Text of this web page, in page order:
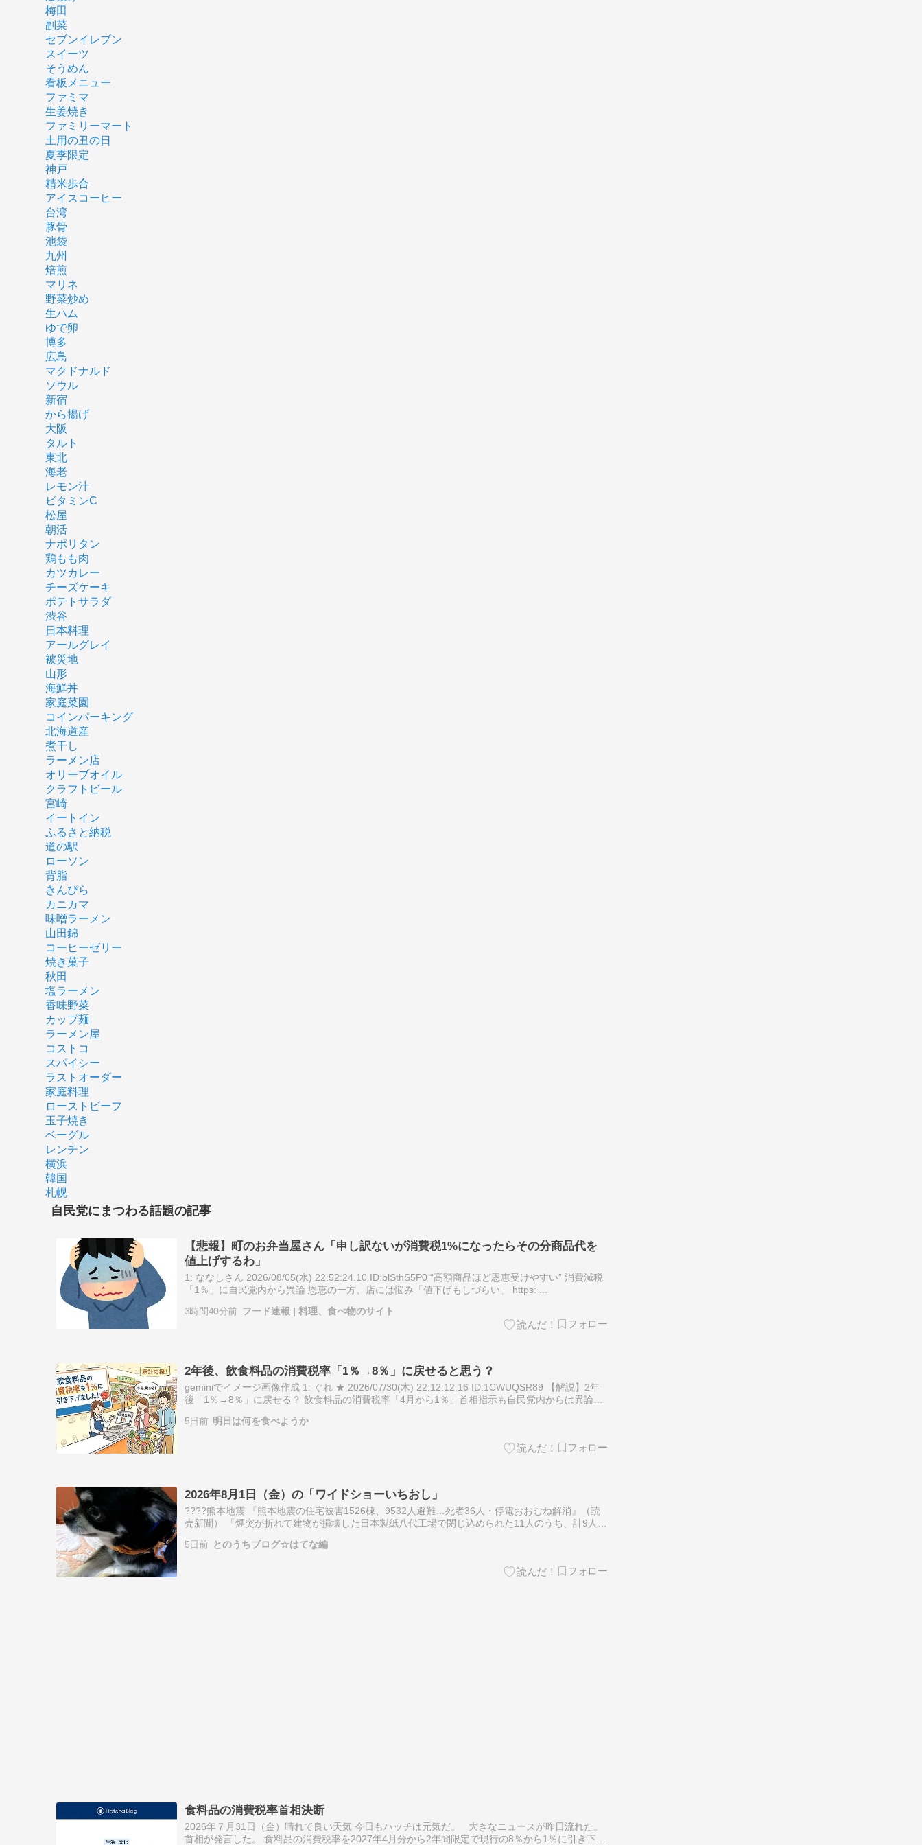
梅田
副菜
セブンイレブン
スイーツ
そうめん
看板メニュー
ファミマ
生姜焼き
ファミリーマート
土用の丑の日
夏季限定
神戸
精米歩合
アイスコーヒー
台湾
豚骨
池袋
九州
焙煎
マリネ
野菜炒め
生ハム
ゆで卵
博多
広島
マクドナルド
ソウル
新宿
から揚げ
大阪
タルト
東北
海老
レモン汁
ビタミンC
松屋
朝活
ナポリタン
鶏もも肉
カツカレー
チーズケーキ
ポテトサラダ
渋谷
日本料理
アールグレイ
被災地
山形
海鮮丼
家庭菜園
コインパーキング
北海道産
煮干し
ラーメン店
オリーブオイル
クラフトビール
宮崎
イートイン
ふるさと納税
道の駅
ローソン
背脂
きんぴら
カニカマ
味噌ラーメン
山田錦
コーヒーゼリー
焼き菓子
秋田
塩ラーメン
香味野菜
カップ麺
ラーメン屋
コストコ
スパイシー
ラストオーダー
家庭料理
ローストビーフ
玉子焼き
ベーグル
レンチン
横浜
韓国
札幌
自民党にまつわる話題の記事
【悲報】町のお弁当屋さん「申し訳ないが消費税1%になったらその分商品代を
値上げするわ」
1: ななしさん 2026/08/05(水) 22:52:24.10 ID:blSthS5P0 “高額商品ほど恩恵受けやすい” 消費減税
「1％」に自民党内から異論 恩恵の一方、店には悩み「値下げもしづらい」 https: ...
3時間40分前 フード速報 | 料理、食べ物のサイト
2年後、飲食料品の消費税率「1％→8％」に戻せると思う？
geminiでイメージ画像作成 1: ぐれ ★ 2026/07/30(木) 22:12:12.16 ID:1CWUQSR89 【解説】2年
後「1％→8％」に戻せる？ 飲食料品の消費税率「4月から1％」首相指示も自民党内からは異論も
5日前 明日は何を食べようか
2026年8月1日（金）の「ワイドショーいちおし」
????熊本地震 『熊本地震の住宅被害1526棟、9532人避難…死者36人・停電おおむね解消』（読
売新聞） 「煙突が折れて建物が損壊した日本製紙八代工場で閉じ込められた11人のうち、計9人が
5日前 とのうちブログ☆はてな編
食料品の消費税率首相決断
2026年７月31日（金）晴れて良い天気 今日もハッチは元気だ。 大きなニュースが昨日流れた。
首相が発言した。 食料品の消費税率を2027年4月分から2年間限定で現行の8％から1％に引き下げ